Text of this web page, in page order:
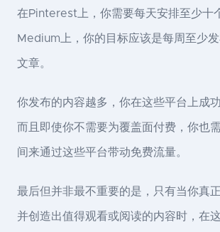
在Pinterest上，你需要每天安排至少十
Medium上，你的目标应该是每周至少
文章。
你发布的内容越多，你在这些平台上成
而且即使你不需要为覆盖面付费，你也
间来通过这些平台带动免费流量。
最后但并非最不重要的是，只有当你真
并创造出值得观看或阅读的内容时，在